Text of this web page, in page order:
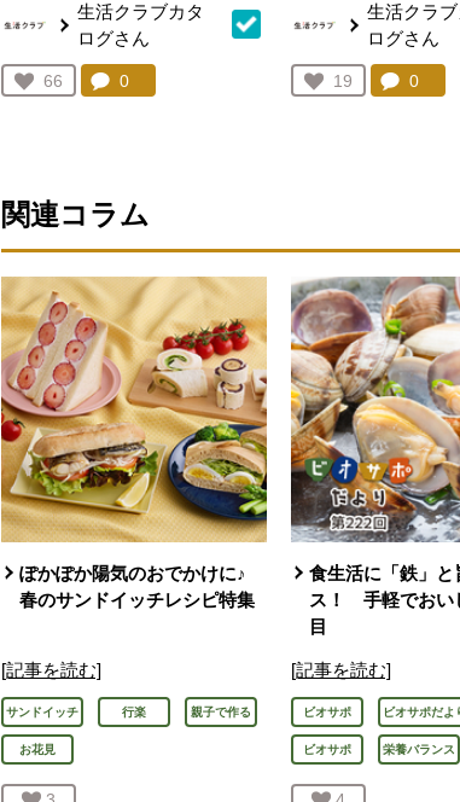
生活クラブカタ
ログさん
お気に入り登録：
66
人が登録
コメント：
0
生活クラブ
ログさん
お気に入り登録：
19
人が登録
コメン
0件。
関連コラム
ぽかぽか陽気のおでかけに♪
春のサンドイッチレシピ特集
[記事を読む]
サンドイッチ 行楽 親子で作る
お花見
食生活に「鉄」と
ス！ 手軽でおい
目
[記事を読む]
ビオサポ ビオサポだよ
ビオサポ 栄養バランス